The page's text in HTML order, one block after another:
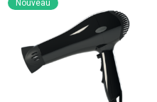
Paddle
Pops
Baby
Nouveau